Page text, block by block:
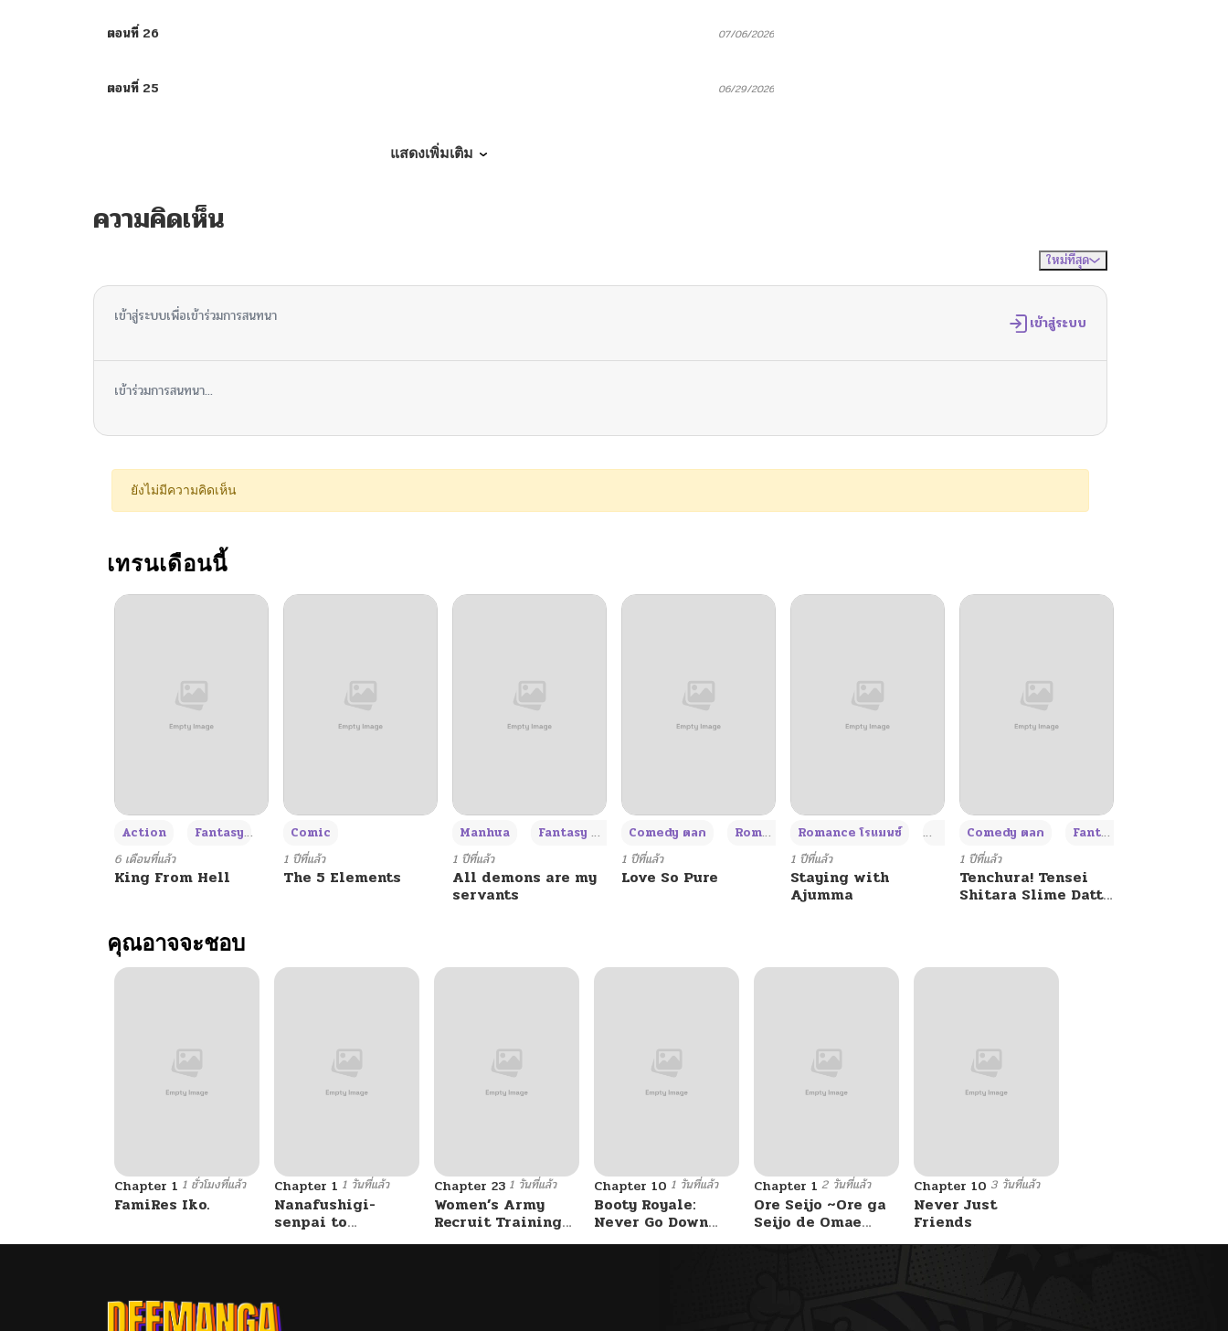
ตอนที่ 26 07/06/2026
ตอนที่ 25 06/29/2026
ตอนที่ 21
ตอนที่ 20 06/23/2026
ตอนที่ 18 06/23/2026
ตอนที่ 12
ตอนที่ 11
ตอนที่ 9 06/08/2026
ตอนที่ 5 05/27/2026
ตอนที่ 4 05/27/2026
แสดงเพิ่มเติม
ความคิดเห็น
ใหม่ที่สุด
เข้าสู่ระบบเพื่อเข้าร่วมการสนทนา เข้าสู่ระบบ
เข้าร่วมการสนทนา...
ยังไม่มีความคิดเห็น
เทรนเดือนนี้
Action Fantasy
6 เดือนที่แล้ว
King From Hell
Comic
1 ปีที่แล้ว
The 5 Elements
Manhua Fantasy แฟนตาซี +3
1 ปีที่แล้ว
All demons are my
servants
Comedy ตลก Romance โรแมนซ์ +4
1 ปีที่แล้ว
Love So Pure
Romance โรแมนซ์ Adult ผู้ใหญ่ +4
1 ปีที่แล้ว
Staying with
Ajumma
Comedy ตลก Fantasy แฟนตาซี
1 ปีที่แล้ว
Tenchura! Tensei
Shitara Slime Datta
คุณอาจจะชอบ
Chapter 1 1 ชั่วโมงที่แล้ว
FamiRes Iko.
Chapter 1 1 วันที่แล้ว
Nanafushigi-
senpai to
Tetsujin-kun
Chapter 23 1 วันที่แล้ว
Women’s Army
Recruit Training
Center
Chapter 10 1 วันที่แล้ว
Booty Royale:
Never Go Down
Without A Fight!
Chapter 1 2 วันที่แล้ว
Ore Seijo ~Ore ga
Seijo de Omae
Akuyaku Reijou
Chapter 10 3 วันที่แล้ว
Never Just
Friends